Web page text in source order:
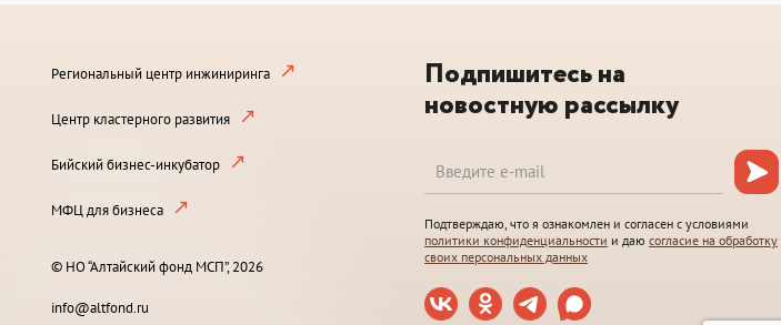
Региональный центр инжиниринга
Центр кластерного развития
Бийский бизнес-инкубатор
МФЦ для бизнеса
© НО “Алтайский фонд МСП”, 2026
info@altfond.ru
Подпишитесь на
новостную рассылку
Подтверждаю, что я ознакомлен и согласен с условиями
политики конфиденциальности и даю согласие на обработку
своих персональных данных